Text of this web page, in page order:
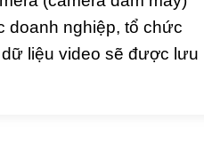
doanh nghiệp, tổ chức
liệu video sẽ được lưu